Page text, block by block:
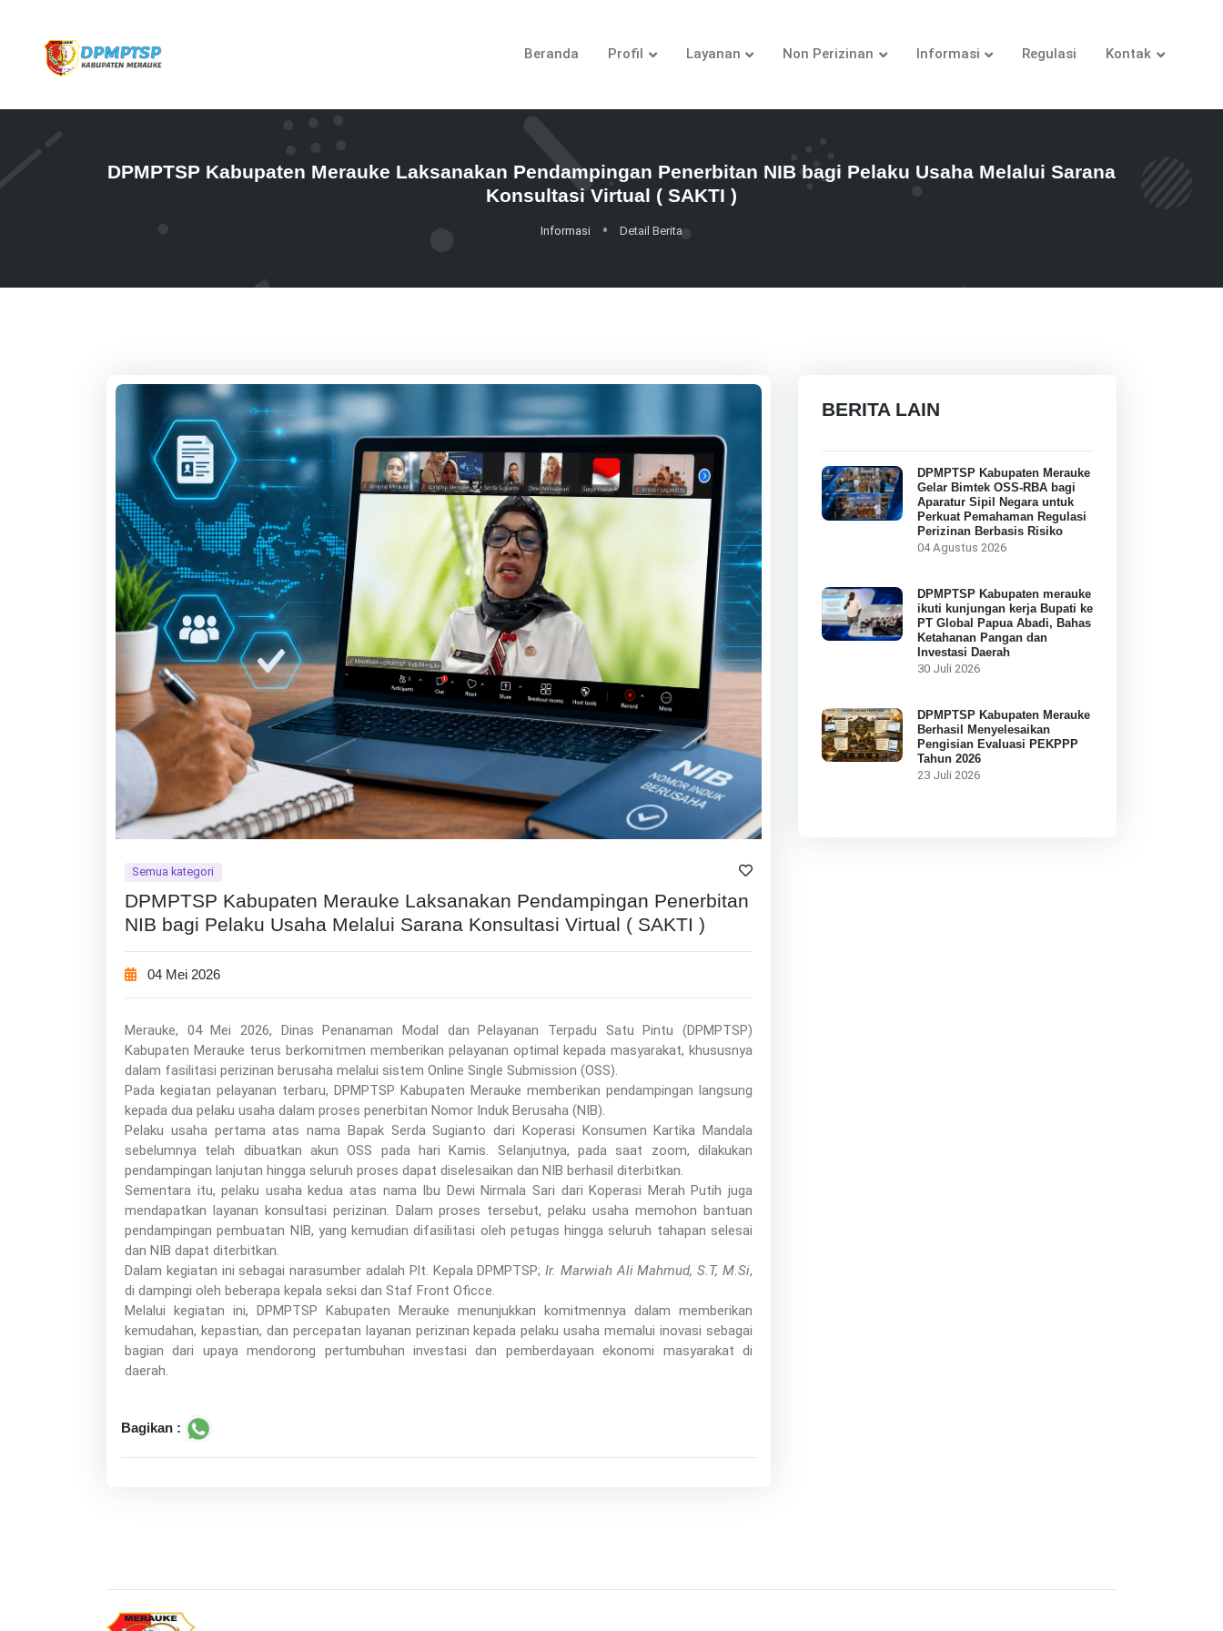
Beranda Profil Layanan Non Perizinan Informasi Regulasi Kontak
DPMPTSP Kabupaten Merauke Laksanakan Pendampingan Penerbitan NIB bagi Pelaku Usaha Melalui Sarana
Konsultasi Virtual ( SAKTI )
Informasi Detail Berita
Semua kategori
DPMPTSP Kabupaten Merauke Laksanakan Pendampingan Penerbitan
NIB bagi Pelaku Usaha Melalui Sarana Konsultasi Virtual ( SAKTI )
04 Mei 2026
Merauke, 04 Mei 2026, Dinas Penanaman Modal dan Pelayanan Terpadu Satu Pintu (DPMPTSP)
Kabupaten Merauke terus berkomitmen memberikan pelayanan optimal kepada masyarakat, khususnya
dalam fasilitasi perizinan berusaha melalui sistem Online Single Submission (OSS).
Pada kegiatan pelayanan terbaru, DPMPTSP Kabupaten Merauke memberikan pendampingan langsung
kepada dua pelaku usaha dalam proses penerbitan Nomor Induk Berusaha (NIB).
Pelaku usaha pertama atas nama Bapak Serda Sugianto dari Koperasi Konsumen Kartika Mandala
sebelumnya telah dibuatkan akun OSS pada hari Kamis. Selanjutnya, pada saat zoom, dilakukan
pendampingan lanjutan hingga seluruh proses dapat diselesaikan dan NIB berhasil diterbitkan.
Sementara itu, pelaku usaha kedua atas nama Ibu Dewi Nirmala Sari dari Koperasi Merah Putih juga
mendapatkan layanan konsultasi perizinan. Dalam proses tersebut, pelaku usaha memohon bantuan
pendampingan pembuatan NIB, yang kemudian difasilitasi oleh petugas hingga seluruh tahapan selesai
dan NIB dapat diterbitkan.
Dalam kegiatan ini sebagai narasumber adalah Plt. Kepala DPMPTSP; Ir. Marwiah Ali Mahmud, S.T, M.Si,
di dampingi oleh beberapa kepala seksi dan Staf Front Oficce.
Melalui kegiatan ini, DPMPTSP Kabupaten Merauke menunjukkan komitmennya dalam memberikan
kemudahan, kepastian, dan percepatan layanan perizinan kepada pelaku usaha memalui inovasi sebagai
bagian dari upaya mendorong pertumbuhan investasi dan pemberdayaan ekonomi masyarakat di
daerah.
Bagikan :
BERITA LAIN
DPMPTSP Kabupaten Merauke
Gelar Bimtek OSS-RBA bagi
Aparatur Sipil Negara untuk
Perkuat Pemahaman Regulasi
Perizinan Berbasis Risiko
04 Agustus 2026
DPMPTSP Kabupaten merauke
ikuti kunjungan kerja Bupati ke
PT Global Papua Abadi, Bahas
Ketahanan Pangan dan
Investasi Daerah
30 Juli 2026
DPMPTSP Kabupaten Merauke
Berhasil Menyelesaikan
Pengisian Evaluasi PEKPPP
Tahun 2026
23 Juli 2026